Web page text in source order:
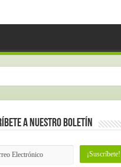
a nuestro Boletín